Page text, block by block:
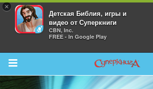
×
Детская Библия, игры и
видео от Суперкниги
CBN, Inc.
FREE - In Google Play
Return to Content